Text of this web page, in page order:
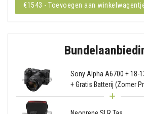
€1543 - Toevoegen aan
Sony Alpha A6700 + 18-
+ Gratis Batterij (Zomer